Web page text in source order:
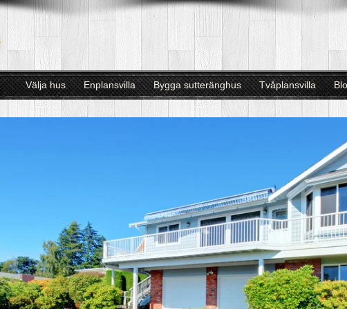
Välja hus Enplansvilla Bygga sutteränghus Tvåplansvilla